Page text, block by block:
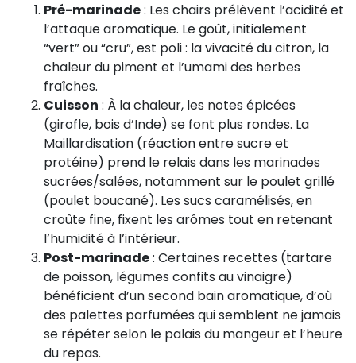
Pré-marinade: Les chairs prélèvent l’acidité et
l’attaque aromatique. Le goût, initialement
“vert” ou “cru”, est poli : la vivacité du citron, la
chaleur du piment et l’umami des herbes
fraîches.
Cuisson : À la chaleur, les notes épicées
(girofle, bois d’Inde) se font plus rondes. La
Maillardisation (réaction entre sucre et
protéine) prend le relais dans les marinades
sucrées/salées, notamment sur le poulet grillé
(poulet boucané). Les sucs caramélisés, en
croûte fine, fixent les arômes tout en retenant
l’humidité à l’intérieur.
Post-marinade: Certaines recettes (tartare
de poisson, légumes confits au vinaigre)
bénéficient d’un second bain aromatique, d’où
des palettes parfumées qui semblent ne jamais
se répéter selon le palais du mangeur et l’heure
du repas.